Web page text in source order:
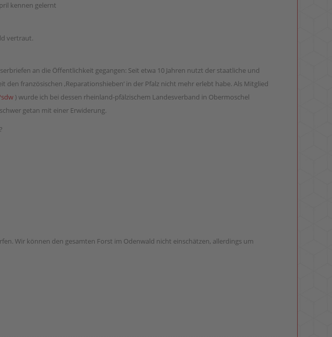
kennen gelernt
vertraut.
an die Öffentlichkeit gegangen: Seit etwa 10 Jahren nutzt der staatliche und
französischen ‚Reparationshieben‘ in der Pfalz nicht mehr erlebt habe. Als Mitglied
) wurde ich bei dessen rheinland-pfälzischem Landesverband in Obermoschel
getan mit einer Erwiderung.
Wir können den gesamten Forst im Odenwald nicht einschätzen, allerdings um